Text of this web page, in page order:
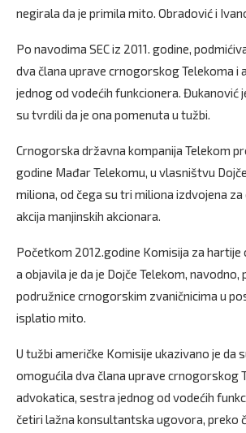
negirala da je primila mito. Obradović i
Po navodima SEC iz 2011. godine,
dva člana uprave crnogorskog Telekoma i
jednog od vodećih funkcionera. Đukanović
su tvrdili da je ona pomenuta u tužbi.
Crnogorska državna kompanija Telekom
godine Mađar Telekomu, u vlasništvu
miliona, od čega su tri miliona izdvojena
akcija manjinskih akcionara.
Početkom 2012.godine Komisija za hartije
a objavila je da je Dojče Telekom, navodno,
podružnice crnogorskim zvaničnicima u
isplatio mito.
U tužbi američke Komisije ukazivano je da
omogućila dva člana uprave crnogorskog
advokatica, sestra jednog od vodećih
četiri lažna konsultantska ugovora,